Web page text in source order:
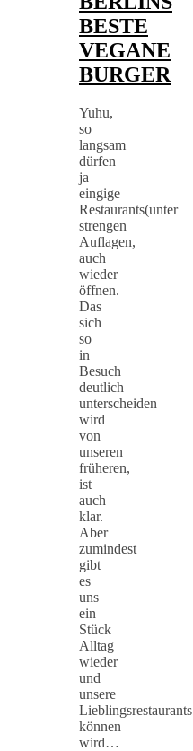
BESTE
VEGANE
BURGER
Yuhu,
so
langsam
dürfen
ja
eingige
Restaurants(unter
strengen
Auflagen,
auch
wieder
öffnen.
Das
sich
so
in
Besuch
deutlich
unterscheiden
wird
von
unseren
früheren,
ist
auch
klar.
Aber
zumindest
gibt
es
uns
ein
Stück
Alltag
wieder
und
unsere
Lieblingsrestaurants
können
wird…